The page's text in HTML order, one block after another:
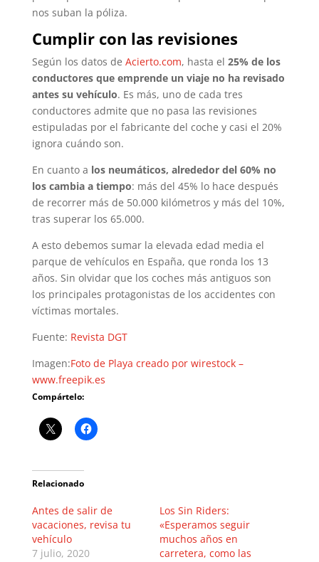
nos suban la póliza.
Cumplir con las revisiones
Según los datos de Acierto.com, hasta el 25% de los
conductores que emprende un viaje no ha revisado
antes su vehículo. Es más, uno de cada tres
conductores admite que no pasa las revisiones
estipuladas por el fabricante del coche y casi el 20%
ignora cuándo son.
En cuanto a los neumáticos, alrededor del 60% no
los cambia a tiempo: más del 45% lo hace después
de recorrer más de 50.000 kilómetros y más del 10%,
tras superar los 65.000.
A esto debemos sumar la elevada edad media el
parque de vehículos en España, que ronda los 13
años. Sin olvidar que los coches más antiguos son
los principales protagonistas de los accidentes con
víctimas mortales.
Fuente: Revista DGT
Imagen:Foto de Playa creado por wirestock –
www.freepik.es
Compártelo:
Relacionado
Antes de salir de
vacaciones, revisa tu
vehículo
7 julio, 2020
Los Sin Riders:
«Esperamos seguir
muchos años en
carretera, como las